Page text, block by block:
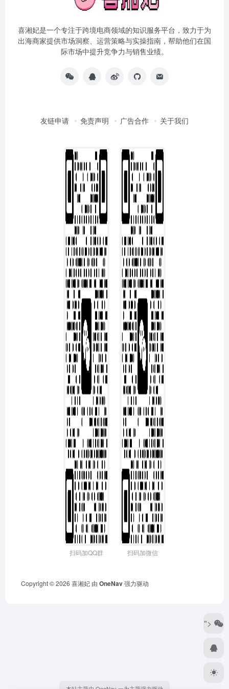
喜湘妃是一个专注于跨境电商领域的知识服务平台，致力于为
出海商家提供市场洞察、运营策略与实操指南，帮助他们在国
际市场中提升竞争力与销售业绩。
友链申请 免责声明 广告合作 关于我们
扫码加QQ群 扫码加微信
Copyright © 2026 喜湘妃 由 OneNav强力驱动
">